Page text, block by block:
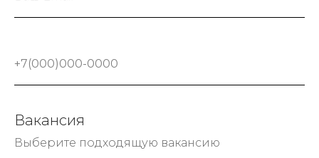
Вакансия
Выберите подходящую вакансию